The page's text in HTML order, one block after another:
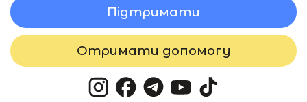
Підтримати
Отримати допомогу